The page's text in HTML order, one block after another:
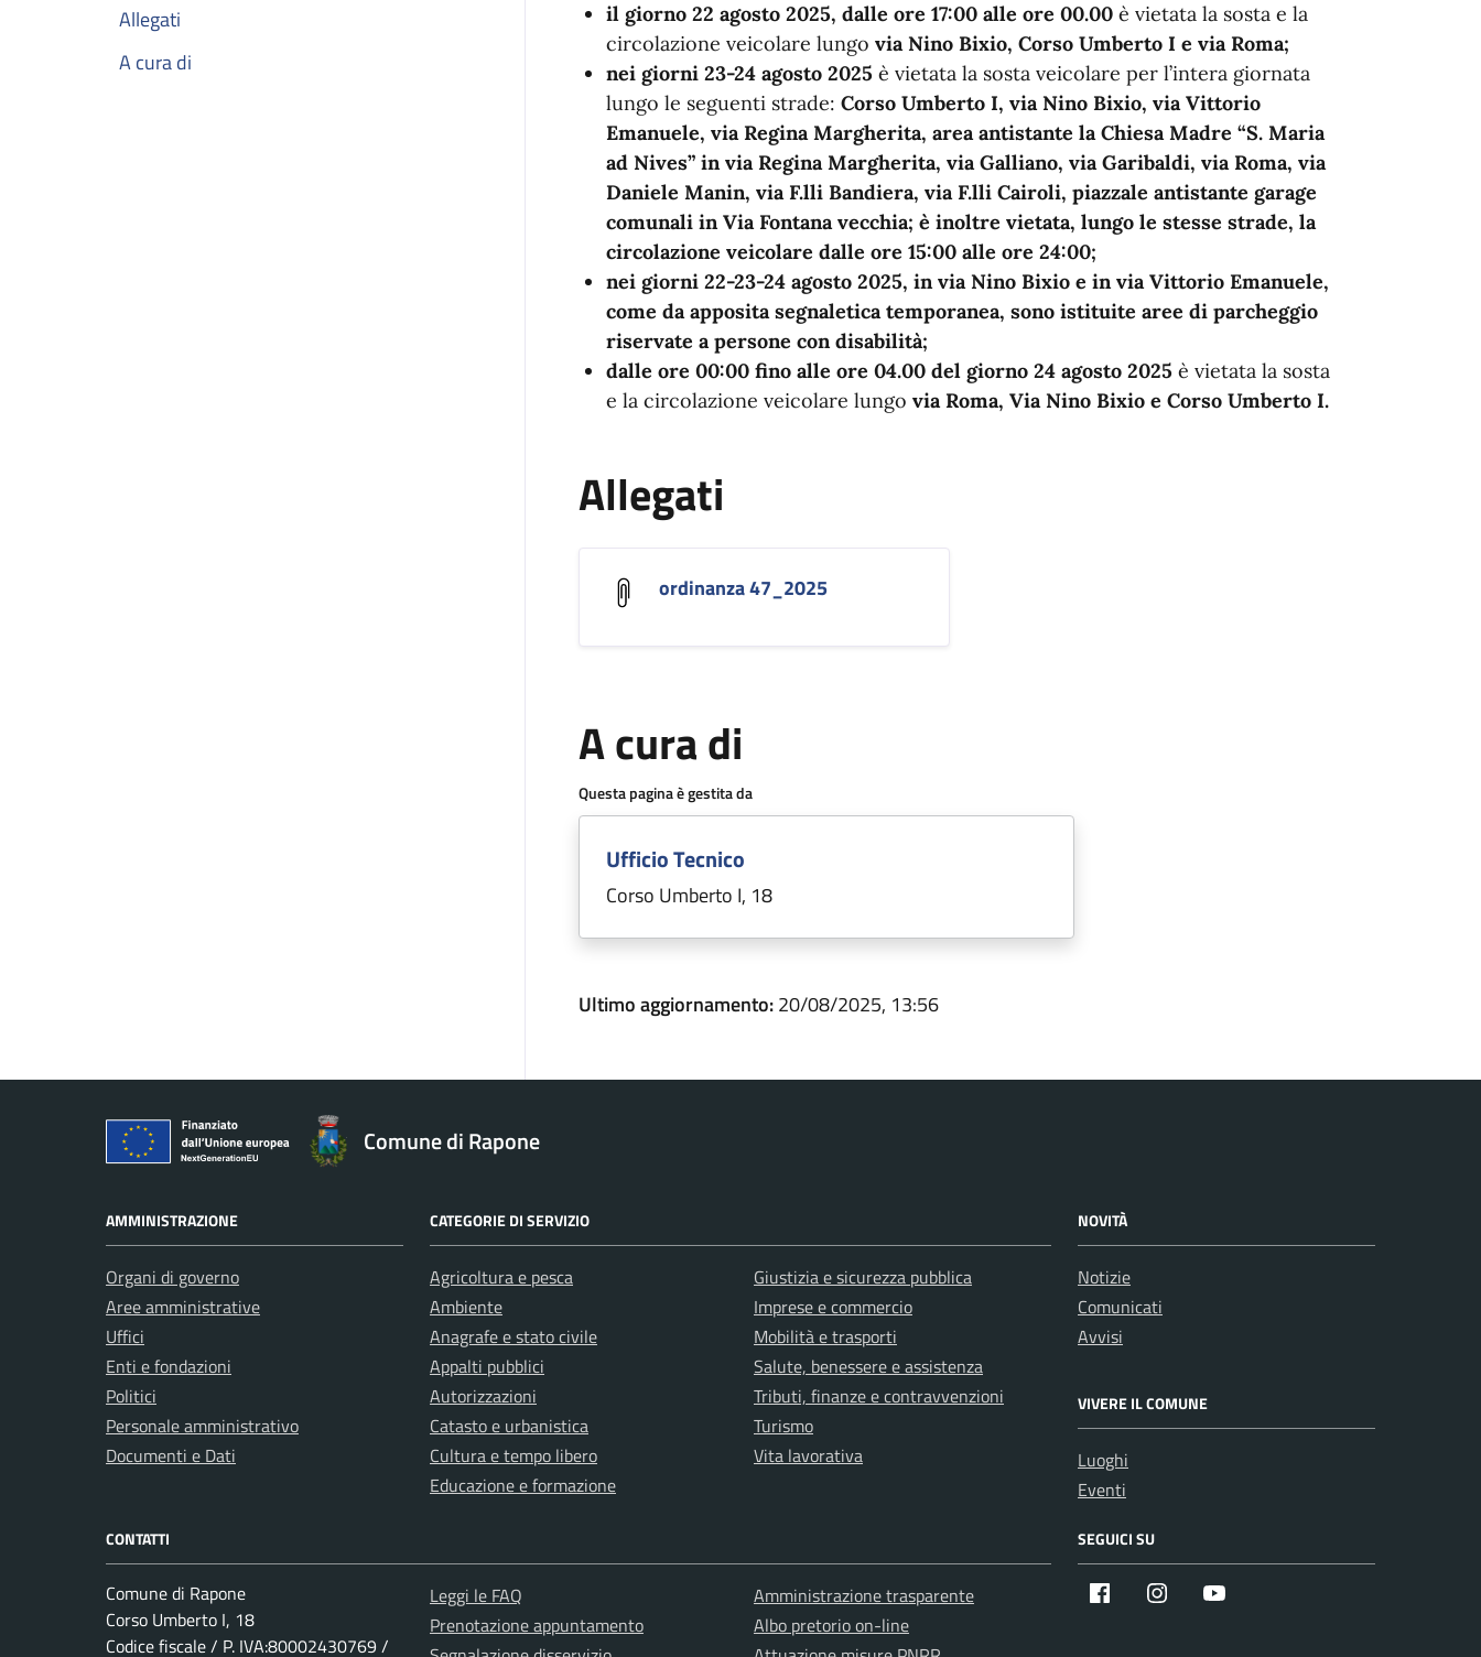
Allegati
A cura di
il giorno 22 agosto 2025, dalle ore 17:00 alle ore 00.00 è vietata la sosta e la
circolazione veicolare lungo via Nino Bixio, Corso Umberto I e via Roma;
nei giorni 23-24 agosto 2025 è vietata la sosta veicolare per l’intera giornata
lungo le seguenti strade: Corso Umberto I, via Nino Bixio, via Vittorio
Emanuele, via Regina Margherita, area antistante la Chiesa Madre “S. Maria
ad Nives” in via Regina Margherita, via Galliano, via Garibaldi, via Roma, via
Daniele Manin, via F.lli Bandiera, via F.lli Cairoli, piazzale antistante garage
comunali in Via Fontana vecchia; è inoltre vietata, lungo le stesse strade, la
circolazione veicolare dalle ore 15:00 alle ore 24:00;
nei giorni 22-23-24 agosto 2025, in via Nino Bixio e in via Vittorio Emanuele,
come da apposita segnaletica temporanea, sono istituite aree di parcheggio
riservate a persone con disabilità;
dalle ore 00:00 fino alle ore 04.00 del giorno 24 agosto 2025 è vietata la sosta
e la circolazione veicolare lungo via Roma, Via Nino Bixio e Corso Umberto I.
Allegati
ordinanza 47_2025
A cura di
Questa pagina è gestita da
Ufficio Tecnico
Corso Umberto I, 18
Ultimo aggiornamento:20/08/2025, 13:56
Comune di Rapone
AMMINISTRAZIONE
Organi di governo
Aree amministrative
Uffici
Enti e fondazioni
Politici
Personale amministrativo
Documenti e Dati
CATEGORIE DI SERVIZIO
Agricoltura e pesca
Ambiente
Anagrafe e stato civile
Appalti pubblici
Autorizzazioni
Catasto e urbanistica
Cultura e tempo libero
Educazione e formazione
Giustizia e sicurezza pubblica
Imprese e commercio
Mobilità e trasporti
Salute, benessere e assistenza
Tributi, finanze e contravvenzioni
Turismo
Vita lavorativa
NOVITÀ
Notizie
Comunicati
Avvisi
VIVERE IL COMUNE
Luoghi
Eventi
CONTATTI
Comune di Rapone
Corso Umberto I, 18
Codice fiscale / P. IVA:80002430769 /
Leggi le FAQ
Prenotazione appuntamento
Amministrazione trasparente
Albo pretorio on-line
SEGUICI SU
Facebook Instagram